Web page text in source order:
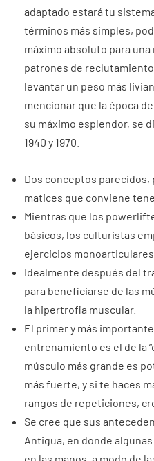
adaptado estará tu
términos más simples,
máximo absoluto para
patrones de
levantar un peso más
mencionar que la época
su máximo esplendor, se
1940 y 1970.
Dos conceptos
matices que conviene
Mientras que los
básicos, los culturistas
ejercicios monoarticulares
Idealmente después del
para beneficiarse de las
la hipertrofia muscular.
El primer y más
entrenamiento es el de la
músculo más grande es
más fuerte, y si te haces
rangos de repeticiones,
Se cree que sus
Antigua, en donde
en las manos, a modo de